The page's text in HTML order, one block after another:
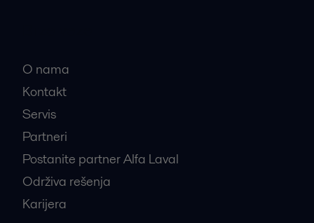
O nama
Kontakt
Servis
Partneri
Postanite partner Alfa Laval
Održiva rešenja
Karijera